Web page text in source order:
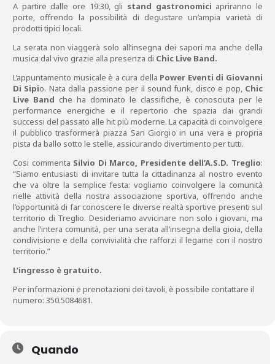
A partire dalle ore 19:30, gli stand gastronomici apriranno le
porte, offrendo la possibilità di degustare un’ampia varietà di
prodotti tipici locali.
La serata non viaggerà solo all’insegna dei sapori ma anche della
musica dal vivo grazie alla presenza di Chic Live Band.
L’appuntamento musicale è a cura della Power Eventi di Giovanni
Di Sipio. Nata dalla passione per il sound funk, disco e pop, Chic
Live Band che ha dominato le classifiche, è conosciuta per le
performance energiche e il repertorio che spazia dai grandi
successi del passato alle hit più moderne. La capacità di coinvolgere
il pubblico trasformerà piazza San Giorgio in una vera e propria
pista da ballo sotto le stelle, assicurando divertimento per tutti.
Cosi commenta Silvio Di Marco, Presidente dell’A.S.D. Treglio:
“Siamo entusiasti di invitare tutta la cittadinanza al nostro evento
che va oltre la semplice festa: vogliamo coinvolgere la comunità
nelle attività della nostra associazione sportiva, offrendo anche
l’opportunità di far conoscere le diverse realtà sportive presenti sul
territorio di Treglio. Desideriamo avvicinare non solo i giovani, ma
anche l’intera comunità, per una serata all’insegna della gioia, della
condivisione e della convivialità che rafforzi il legame con il nostro
territorio.”
L’ingresso è gratuito.
Per informazioni e prenotazioni dei tavoli, è possibile contattare il
numero: 350.5084681.
Quando